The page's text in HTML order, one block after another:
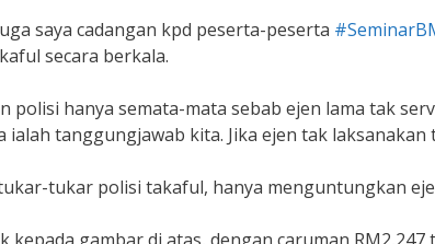
saya cadangan kpd peserta-peserta #
secara berkala.
polisi hanya semata-mata sebab ejen lama tak
ialah tanggungjawab kita. Jika ejen tak
tukar polisi takaful, hanya menguntungkan